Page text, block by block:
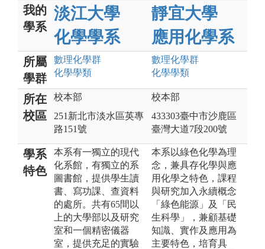
我的
學系
淡江大學
化學學系
靜宜大學
應用化學系
所屬
學群
數理化學群
化學學類
數理化學群
化學學類
所在
校區
校本部
251新北市淡水區英專
路151號
校本部
433303臺中市沙鹿區
臺灣大道7段200號
學系
特色
本系有一獨立的現代
化系館，有獨立的系
圖書館，提供學生讀
書、寫功課、查資料
的處所。共有65間以
上的大學部以及研究
室和一個精密儀器
室，提供充足的實驗
本系以綠色化學為理
念，兼具存化學與應
用化學之特色，課程
與研究加入永續概念
「綠色能源」及「民
生科學」，兼顧基礎
知識、實作及應用為
主要特色，培育具